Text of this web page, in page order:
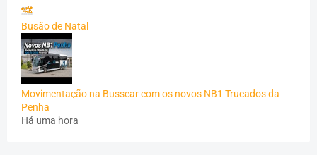
Busão de Natal
Movimentação na Busscar com os novos NB1 Trucados da
Penha
Há uma hora